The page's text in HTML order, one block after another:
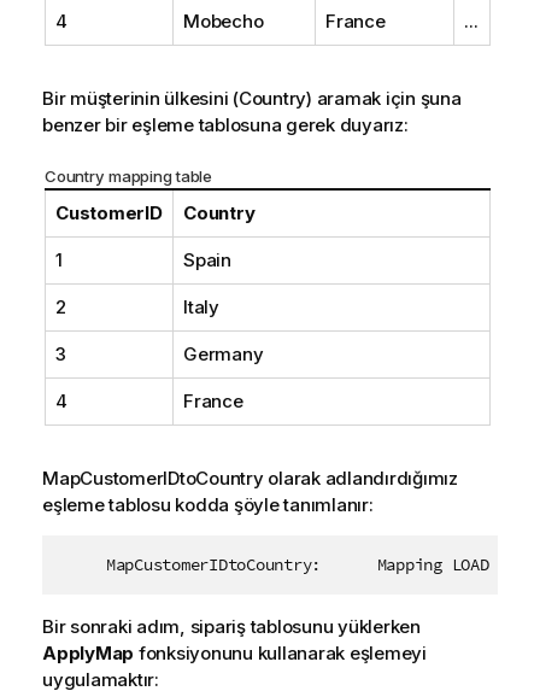
4 Mobecho France ...
Bir müşterinin ülkesini (Country) aramak için şuna
benzer bir eşleme tablosuna gerek duyarız:
Country mapping table
CustomerID Country
1 Spain
2 Italy
3 Germany
4 France
MapCustomerIDtoCountryolarak adlandırdığımız
eşleme tablosu kodda şöyle tanımlanır:
MapCustomerIDtoCountry:      Mapping LOAD
Bir sonraki adım, sipariş tablosunu yüklerken
ApplyMap fonksiyonunu kullanarak eşlemeyi
uygulamaktır: